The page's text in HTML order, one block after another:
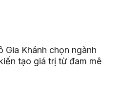
Khánh chọn ngành
tạo giá trị từ đam mê